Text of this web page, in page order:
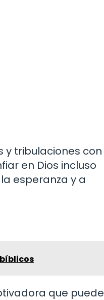
y tribulaciones con
en Dios incluso
esperanza y a
que puede